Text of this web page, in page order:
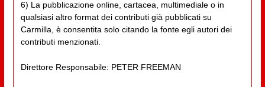
6) La pubblicazione online, cartacea, multimediale o in
qualsiasi altro format dei contributi già pubblicati su
Carmilla, è consentita solo citando la fonte egli autori dei
contributi menzionati.
Direttore Responsabile: PETER FREEMAN